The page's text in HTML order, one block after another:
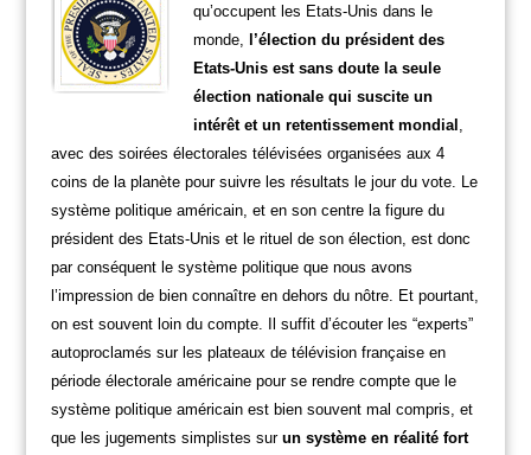
qu’occupent les Etats-Unis dans le
monde,
l’élection du président des
Etats-Unis est sans doute la seule
élection nationale qui suscite un
intérêt et un retentissement mondial
avec des soirées électorales télévisées organisées aux 4
coins de la planète pour suivre les résultats le jour du vote. Le
système politique américain, et en son centre la figure du
président des Etats-Unis et le rituel de son élection, est donc
par conséquent le système politique que nous avons
l’impression de bien connaître en dehors du nôtre. Et pourtant,
on est souvent loin du compte. Il suffit d’écouter les “experts”
autoproclamés sur les plateaux de télévision française en
période électorale américaine pour se rendre compte que le
système politique américain est bien souvent mal compris, et
que les jugements simplistes sur un système en réalité fort